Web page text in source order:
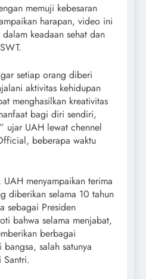
memuji kebesaran
harapan, video ini
keadaan sehat dan
setiap orang diberi
aktivitas kehidupan
menghasilkan kreativitas
bagi diri sendiri,
ujar UAH lewat chennel
beberapa waktu
UAH menyampaikan terima
diberikan selama 10 tahun
sebagai Presiden
bahwa selama menjabat,
berbagai
salah satunya
Santri.